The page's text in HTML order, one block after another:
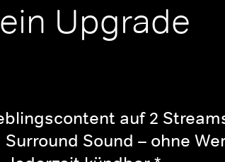
Upgrade
auf 2
Surround Sound – ohne